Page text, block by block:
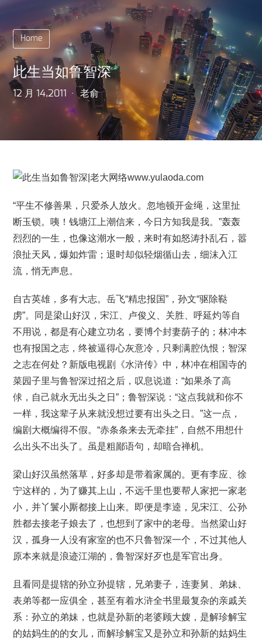
Home
此生当如鲁智深
12 月 14,2011 老俞
“平生不修善果，只爱杀人放火。忽地顿开金绳，这里扯
断玉锁。咦！钱塘江上潮信来，今日方知我是我。”轰轰
烈烈的一生，也像这潮水一般，来时有如怒涛扑乱石，嚣
浪扯天风，爆如炸雷；退时却似轻烟循山去，细沫入江
流，悄无声息。
自古英雄，多有大志。岳飞“精忠报国”，孙文“驱除鞑
虏”。同是梁山好汉，宋江、卢俊义、关胜、呼延灼等自
不用说，都是有心建立功名，要博个封妻荫子的；林冲本
也有报国之志，终被逼得心灰意冷，只剩满腔仇恨；智深
之志在何处？新版电视剧《水浒传》中，林冲在相国寺的
菜园子里与鲁智深过招之后，叹息说道：“如果杀了高
俅，自己就永无出头之日”；鲁智深说：“这点我就和你不
一样，我这辈子从来就没想过要有出头之日。”这一点，
编剧大概编得不假。“赤条条来去无牵挂”，自然不用想什
么出头不出头了。虽是粗鄙语句，却暗合禅机。
梁山好汉虽然落草，好多却是带着家属的。更有李应、徐
宁这样的，为了赚其上山，不远千里也要帮人家把一家老
小，并丫鬟小厮都接上山来。即便是李逵，见宋江、公孙
胜都去接老子娘去了，也想到了家中的老母。当然梁山好
汉，孤身一人没有家室的也不只鲁智深一个，不过其他人
原本来就是浪迹江湖的，鲁智深好歹也是军官出身。
且看同是提辖的孙立孙提辖，兄弟妻子，连妻舅、弟妹、
表弟等都一应俱全，甚至有着水浒全书里最复杂的亲戚关
系：孙立的弟妹，也就是孙新的老婆顾大嫂，是解珍解宝
的姑妈生的的女儿，而解珍解宝又是孙立和孙新的姑妈生